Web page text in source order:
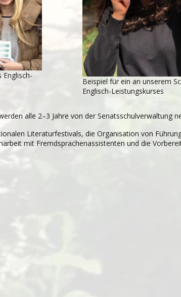
Beispiel für ein an unserem
Englisch-Leistungskurses
alle 2–3 Jahre von der Senats­schul­ver­wal­tung
Literaturfestivals, die Orga­ni­sa­tion von
mit Fremd­spra­chen­as­sis­ten­ten und die